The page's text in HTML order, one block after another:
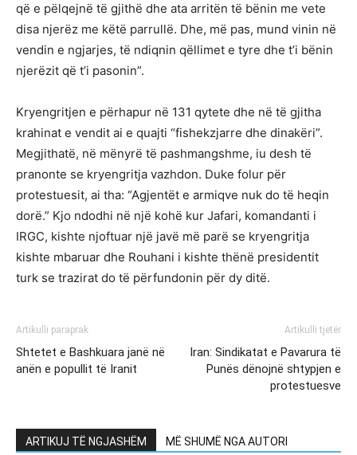
që e pëlqejnë të gjithë dhe ata arritën të bënin me vete
disa njerëz me këtë parrullë. Dhe, më pas, mund vinin në
vendin e ngjarjes, të ndiqnin qëllimet e tyre dhe t’i bënin
njerëzit që t’i pasonin”.
Kryengritjen e përhapur në 131 qytete dhe në të gjitha
krahinat e vendit ai e quajti “fishekzjarre dhe dinakëri”.
Megjithatë, në mënyrë të pashmangshme, iu desh të
pranonte se kryengritja vazhdon. Duke folur për
protestuesit, ai tha: “Agjentët e armiqve nuk do të heqin
dorë.” Kjo ndodhi në një kohë kur Jafari, komandanti i
IRGC, kishte njoftuar një javë më parë se kryengritja
kishte mbaruar dhe Rouhani i kishte thënë presidentit
turk se trazirat do të përfundonin për dy ditë.
Artikulli paraprak
Shtetet e Bashkuara janë në
anën e popullit të Iranit
Artikulli tjetër
Iran: Sindikatat e Pavarura të
Punës dënojnë shtypjen e
protestuesve
ARTIKUJ TË NGJASHËM MË SHUMË NGA AUTORI